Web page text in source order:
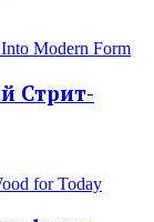
Стрит-